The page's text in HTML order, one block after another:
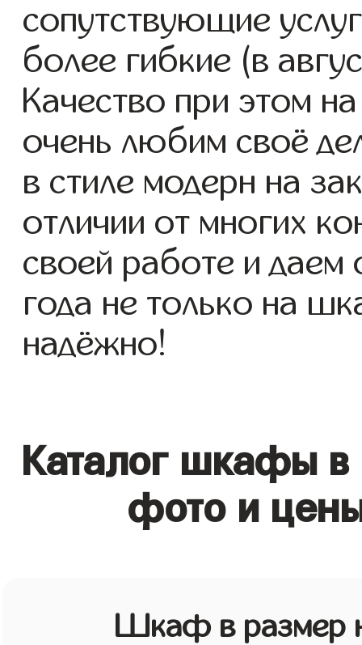
сопутствующие
более гибкие (в
Качество при этом
очень любим своё
в стиле модерн на
отличии от многих
своей работе и
года не только на
надёжно!
Каталог шкафы в
фото и
Шкаф в размер